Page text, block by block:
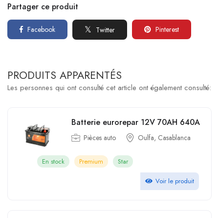
Partager ce produit
Facebook Twitter Pinterest
PRODUITS APPARENTÉS
Les personnes qui ont consulté cet article ont également consulté:
Batterie eurorepar 12V 70AH 640A
Pièces auto Oulfa, Casablanca
En stock Premium Star
Voir le produit